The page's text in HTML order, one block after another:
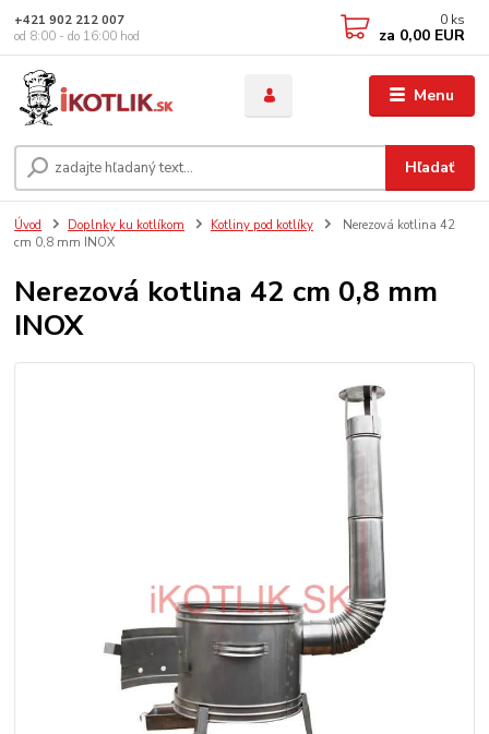
Menu
Hľadať
+421 902 212 007
od 8:00 - do 16:00 hod
0 ks
za 0,00 EUR
Úvod Doplnky ku kotlíkom Kotliny pod kotlíky
Nerezová kotlina 42
cm 0,8 mm INOX
Nerezová kotlina 42 cm 0,8 mm
INOX